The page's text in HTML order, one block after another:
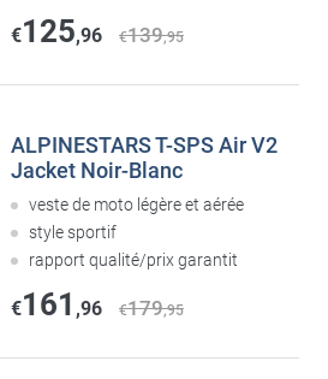
€125,96 €139,95
ALPINESTARS T-SPS Air V2
Jacket Noir-Blanc
veste de moto légère et aérée
style sportif
rapport qualité/prix garantit
€161 ,96 €179,95